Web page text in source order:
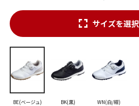
サイズを選択
BE(ベージュ) BK(黒) WN(白/紺)